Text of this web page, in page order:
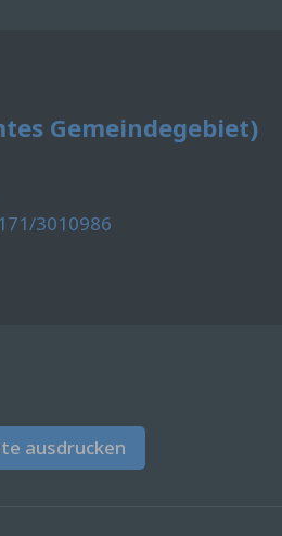
Gemeindegebiet)
3010986
ausdrucken